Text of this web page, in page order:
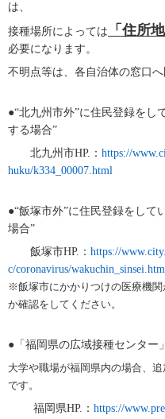
は、
接種場所によっては 「住所
必要になります。
不明点等は、各自治体の窓口
●“北九州市外”に住民登録をし
する場合”
北九州市HP. ： https://
huku/k334_00007.html
●“飯塚市外”に住民登録をして
場合”
飯塚市HP. ： https://
c/coronavirus/
※飯塚市にかかりつけの医療機
か確認をしてください。
●「福岡県の広域接種センター
大学や職場が福岡県内の場合、
です。
福岡県HP. ： https://